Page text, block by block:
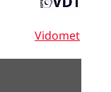
Vidomet